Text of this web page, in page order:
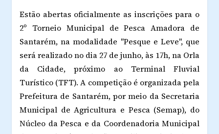
Estão abertas oficialmente as inscrições para o
2º Torneio Municipal de Pesca Amadora de
Santarém, na modalidade "Pesque e Leve", que
será realizado no dia 27 de junho, às 17h, na Orla
da Cidade, próximo ao Terminal Fluvial
Turístico (TFT). A competição é organizada pela
Prefeitura de Santarém, por meio da Secretaria
Municipal de Agricultura e Pesca (Semap), do
Núcleo da Pesca e da Coordenadoria Municipal